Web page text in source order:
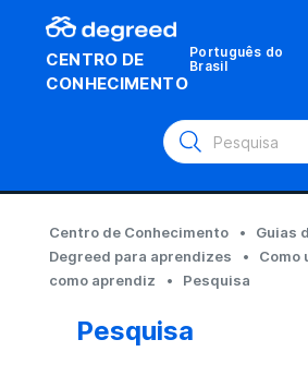
CENTRO DE
CONHECIMENTO
Português do
Brasil
Centro de Conhecimento
Guias
Degreed para aprendizes
Como
como aprendiz
Pesquisa
Pesquisa